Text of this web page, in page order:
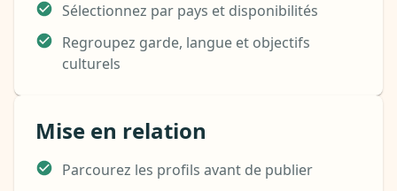
Sélectionnez par pays et disponibilités
Regroupez garde, langue et objectifs
culturels
Mise en relation
Parcourez les profils avant de publier